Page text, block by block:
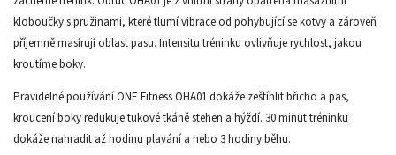
kloboučky s pružinami, které tlumí vibrace od pohybující se kotvy a zároveň
příjemně masírují oblast pasu. Intensitu tréninku ovlivňuje rychlost, jakou
kroutíme boky.
Pravidelné používání ONE Fitness OHA01 dokáže zeštíhlit břicho a pas,
kroucení boky redukuje tukové tkáně stehen a hýždí. 30 minut tréninku
dokáže nahradit až hodinu plavání a nebo 3 hodiny běhu.